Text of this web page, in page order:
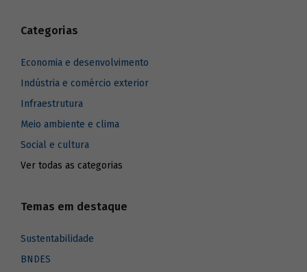
Categorias
Economia e desenvolvimento
Indústria e comércio exterior
Infraestrutura
Meio ambiente e clima
Social e cultura
Ver todas as categorias
Temas em destaque
Sustentabilidade
BNDES